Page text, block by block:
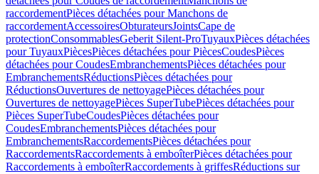
raccordementPièces détachées pour Manchons de
raccordementAccessoiresObturateursJointsCape de
protectionConsommablesGeberit Silent-ProTuyauxPièces détachées
pour TuyauxPiècesPièces détachées pour PiècesCoudesPièces
détachées pour CoudesEmbranchementsPièces détachées pour
EmbranchementsRéductionsPièces détachées pour
RéductionsOuvertures de nettoyagePièces détachées pour
Ouvertures de nettoyagePièces SuperTubePièces détachées pour
Pièces SuperTubeCoudesPièces détachées pour
CoudesEmbranchementsPièces détachées pour
EmbranchementsRaccordementsPièces détachées pour
RaccordementsRaccordements à emboîterPièces détachées pour
Raccordements à emboîterRaccordements à griffesRéductions sur